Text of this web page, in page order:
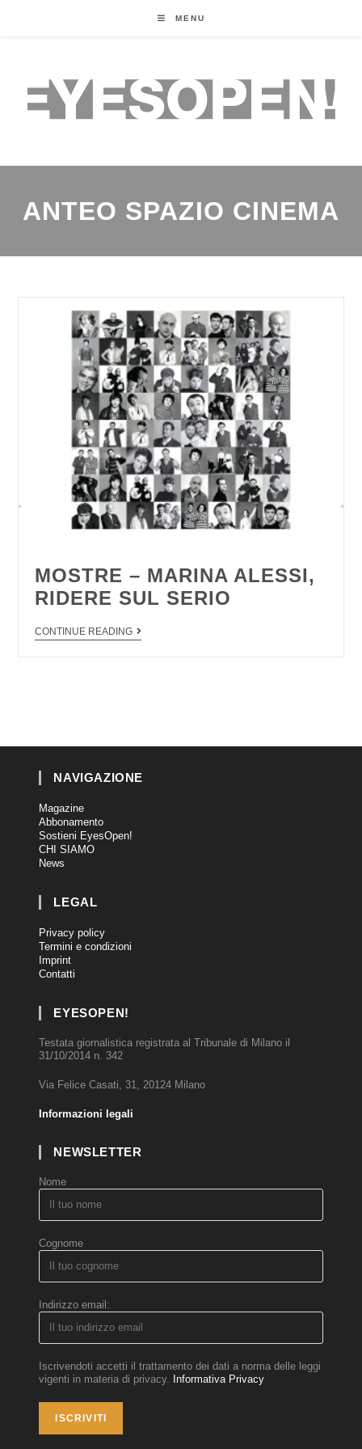
MENU
ANTEO SPAZIO CINEMA
MOSTRE – MARINA ALESSI,
RIDERE SUL SERIO
CONTINUE READING
NAVIGAZIONE
Magazine
Abbonamento
Sostieni EyesOpen!
CHI SIAMO
News
LEGAL
Privacy policy
Termini e condizioni
Imprint
Contatti
EYESOPEN!
Testata giornalistica registrata al Tribunale di Milano il
31/10/2014 n. 342
Via Felice Casati, 31, 20124 Milano
Informazioni legali
NEWSLETTER
Nome
Cognome
Indirizzo email:
Iscrivendoti accetti il trattamento dei dati a norma delle leggi
vigenti in materia di privacy.
Informativa Privacy